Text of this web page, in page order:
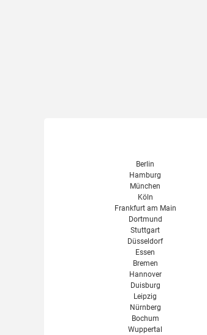
Berlin
Hamburg
München
Köln
Frankfurt am Main
Dortmund
Stuttgart
Düsseldorf
Essen
Bremen
Hannover
Duisburg
Leipzig
Nürnberg
Bochum
Wuppertal